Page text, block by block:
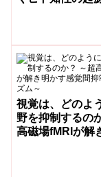
視覚は、どのよ
野を抑制するの
高磁場fMRIが解